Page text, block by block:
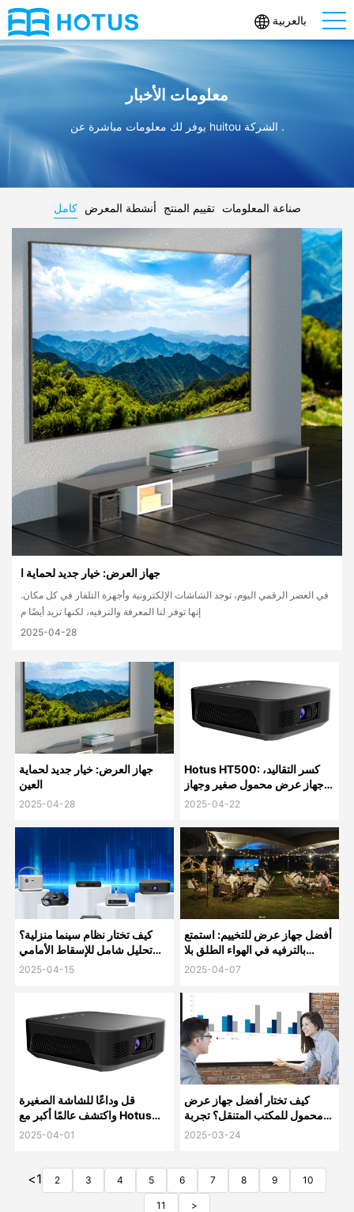
بالعربية
معلومات الأخبار
يوفر لك معلومات مباشرة عن huitou الشركة .
كامل أنشطة المعرض تقييم المنتج صناعة المعلومات
جهاز العرض: خيار جديد لحماية ا
في العصر الرقمي اليوم، توجد الشاشات الإلكترونية وأجهزة التلفاز في كل مكان.
إنها توفر لنا المعرفة والترفيه، لكنها تزيد أيضًا م
2025-04-28
جهاز العرض: خيار جديد لحماية
العين
2025-04-28
Hotus HT500: كسر التقاليد،
جهاز عرض محمول صغير وجهاز
كمبيوتر لتجربة مكتب متنقل
2025-04-22
كيف تختار نظام سينما منزلية؟
تحليل شامل للإسقاط الأمامي
والخلفي والجانبي – دليلك لتصبح
2025-04-15
أفضل جهاز عرض للتخييم: استمتع
بالترفيه في الهواء الطلق بلا
2025-04-07
قل وداعًا للشاشة الصغيرة
واكتشف عالمًا أكبر مع Hotus
HT500 جهاز العرض2025-04-01
كيف تختار أفضل جهاز عرض
محمول للمكتب المتنقل؟ تجربة
واقعية + تحليل احترافي
2025-03-24
<1 2 3 4 5 6 7 8 9 10
11 >